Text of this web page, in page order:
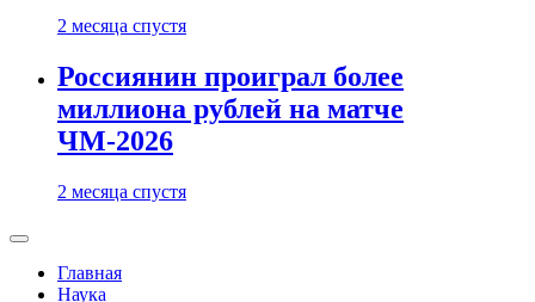
2 месяца спустя
Россиянин проиграл более
миллиона рублей на матче
ЧМ-2026
2 месяца спустя
Главная
Наука